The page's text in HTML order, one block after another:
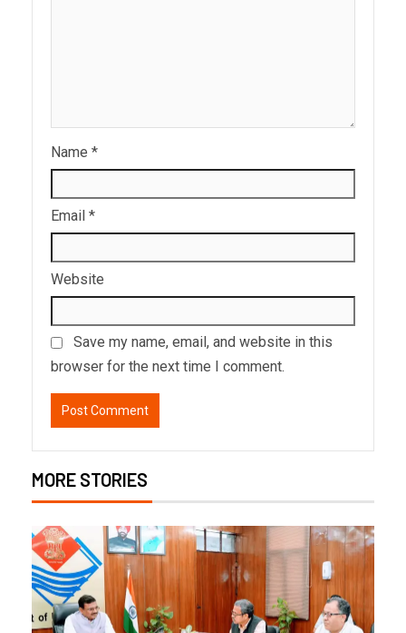
Name *
Email *
Website
Save my name, email, and website in this
browser for the next time I comment.
MORE STORIES